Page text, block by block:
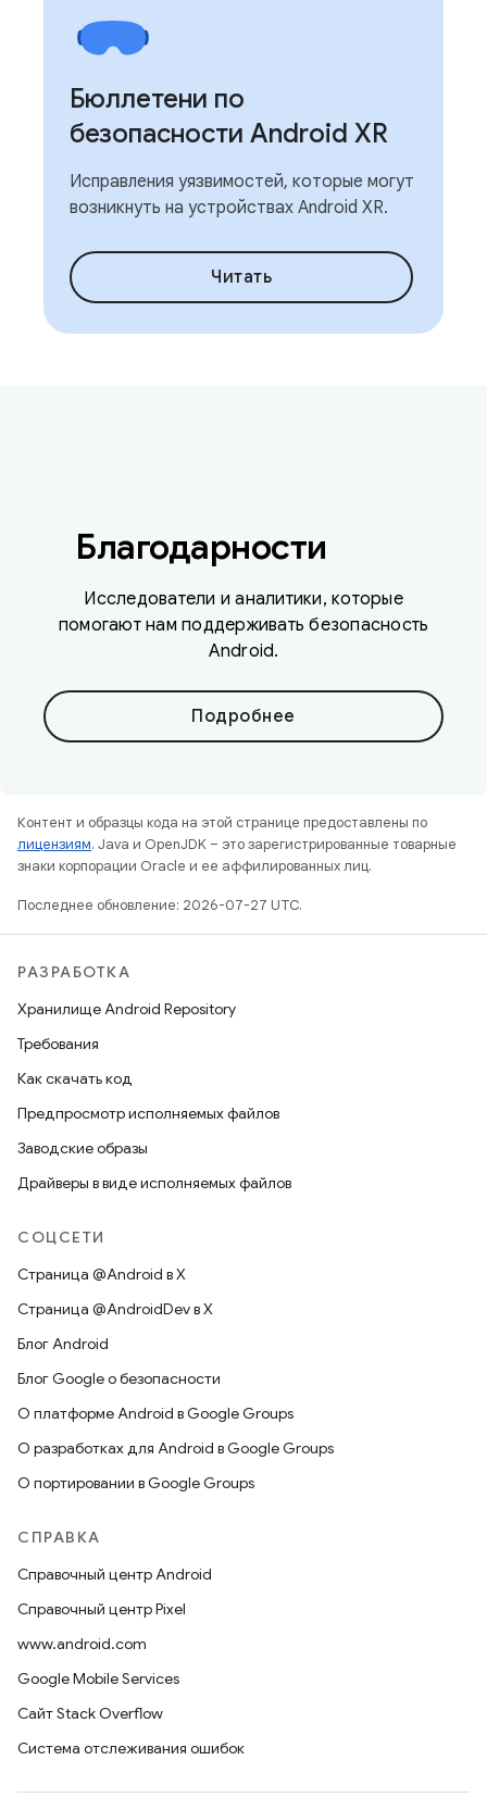
Бюллетени по
безопасности Android XR
Исправления уязвимостей, которые могут
возникнуть на устройствах Android XR.
Читать
Благодарности
Исследователи и аналитики, которые
помогают нам поддерживать безопасность
Android.
Подробнее
Контент и образцы кода на этой странице предоставлены по
лицензиям. Java и OpenJDK – это зарегистрированные товарные
знаки корпорации Oracle и ее аффилированных лиц.
Последнее обновление: 2026-07-27 UTC.
РАЗРАБОТКА
Хранилище Android Repository
Требования
Как скачать код
Предпросмотр исполняемых файлов
Заводские образы
Драйверы в виде исполняемых файлов
СОЦСЕТИ
Страница @Android в X
Страница @AndroidDev в X
Блог Android
Блог Google о безопасности
О платформе Android в Google Groups
О разработках для Android в Google Groups
О портировании в Google Groups
СПРАВКА
Справочный центр Android
Справочный центр Pixel
www.android.com
Google Mobile Services
Сайт Stack Overflow
Система отслеживания ошибок